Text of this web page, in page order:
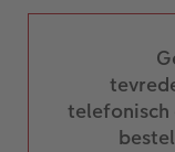
telefonisch